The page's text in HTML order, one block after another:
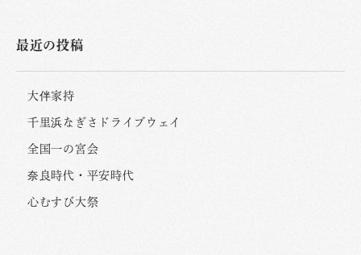
最近の投稿
大伴家持
千里浜なぎさドライブウェイ
全国一の宮会
奈良時代・平安時代
心むすび大祭